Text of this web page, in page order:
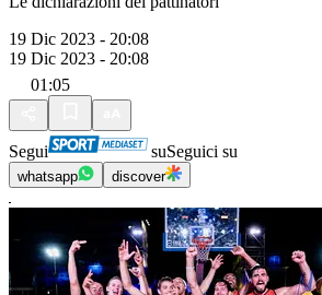
19 Dic 2023 - 20:08
19 Dic 2023 - 20:08
01:05
Segui suSeguici su
whatsapp discover